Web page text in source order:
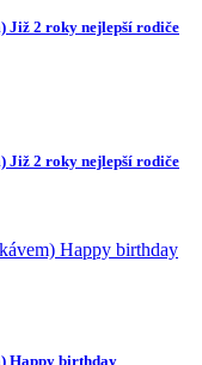
Již 2 roky nejlepší rodiče
Již 2 roky nejlepší rodiče
Happy birthday